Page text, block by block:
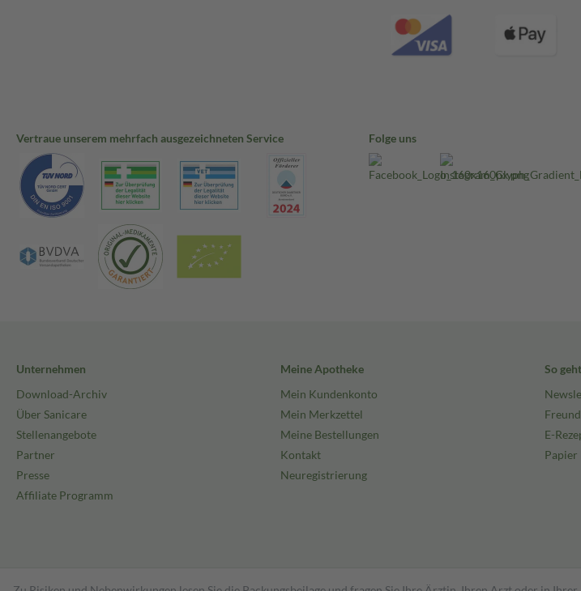
Vertraue unserem mehrfach ausgezeichneten Service Folge uns
Unternehmen
Download-Archiv
Über Sanicare
Stellenangebote
Partner
Presse
Affiliate Programm
Meine Apotheke
Mein Kundenkonto
Mein Merkzettel
Meine Bestellungen
Kontakt
Neuregistrierung
So
E-
Papier